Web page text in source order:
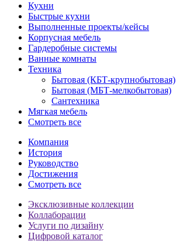
Кухни
Быстрые кухни
Выполненные проекты/кейсы
Корпусная мебель
Гардеробные системы
Ванные комнаты
Техника
Бытовая (КБТ-крупнобытовая)
Бытовая (МБТ-мелкобытовая)
Сантехника
Мягкая мебель
Смотреть все
Компания
История
Руководство
Достижения
Смотреть все
Эксклюзивные коллекции
Коллаборации
Услуги по дизайну
Цифровой каталог